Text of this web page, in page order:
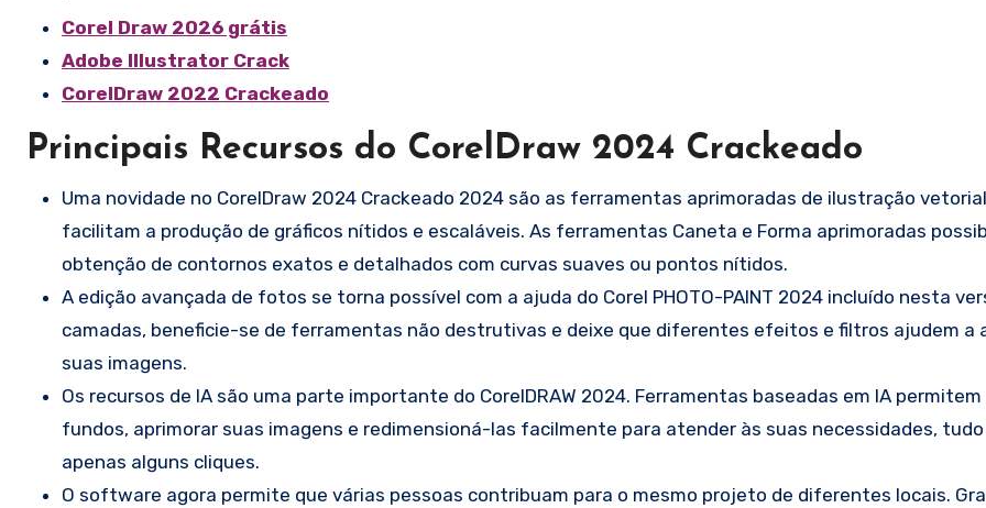
Corel Draw 2026 grátis
Adobe Illustrator Crack
CorelDraw 2022 Crackeado
Principais Recursos do CorelDraw 2024 Crackeado
Uma novidade no CorelDraw 2024 Crackeado 2024 são as ferramentas aprimoradas de ilustração
facilitam a produção de gráficos nítidos e escaláveis. As ferramentas Caneta e Forma aprimoradas
obtenção de contornos exatos e detalhados com curvas suaves ou pontos nítidos.
A edição avançada de fotos se torna possível com a ajuda do Corel PHOTO-PAINT 2024 incluído nesta
camadas, beneficie-se de ferramentas não destrutivas e deixe que diferentes efeitos e filtros ajudem a
suas imagens.
Os recursos de IA são uma parte importante do CorelDRAW 2024. Ferramentas baseadas em IA
fundos, aprimorar suas imagens e redimensioná-las facilmente para atender às suas necessidades,
apenas alguns cliques.
O software agora permite que várias pessoas contribuam para o mesmo projeto de diferentes locais.